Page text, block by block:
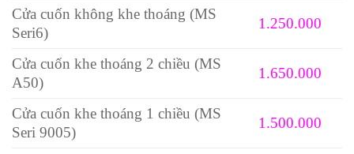
Cửa cuốn không khe thoáng (MS
Seri6)
1.250.000
Cửa cuốn khe thoáng 2 chiều (MS
A50)
1.650.000
Cửa cuốn khe thoáng 1 chiều (MS
Seri 9005)
1.500.000